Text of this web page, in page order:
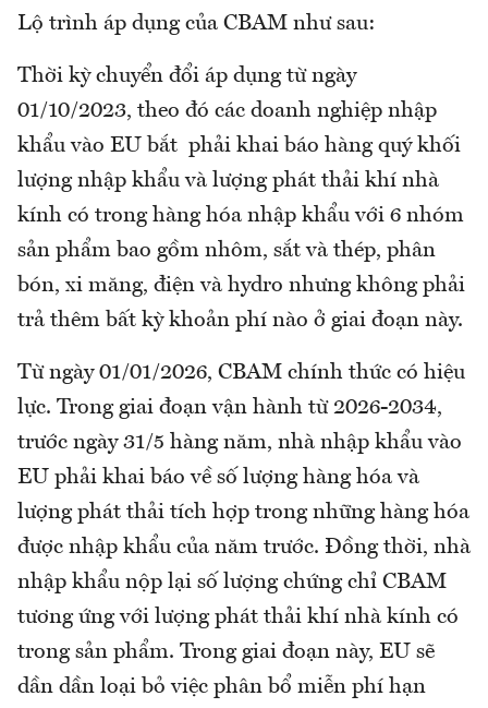
Lộ trình áp dụng của CBAM như sau:
Thời kỳ chuyển đổi áp dụng từ ngày
01/10/2023, theo đó các doanh nghiệp nhập
khẩu vào EU bắt phải khai báo hàng quý khối
lượng nhập khẩu và lượng phát thải khí nhà
kính có trong hàng hóa nhập khẩu với 6 nhóm
sản phẩm bao gồm nhôm, sắt và thép, phân
bón, xi măng, điện và hydro nhưng không phải
trả thêm bất kỳ khoản phí nào ở giai đoạn này.
Từ ngày 01/01/2026, CBAM chính thức có hiệu
lực. Trong giai đoạn vận hành từ 2026-2034,
trước ngày 31/5 hàng năm, nhà nhập khẩu vào
EU phải khai báo về số lượng hàng hóa và
lượng phát thải tích hợp trong những hàng hóa
được nhập khẩu của năm trước. Đồng thời, nhà
nhập khẩu nộp lại số lượng chứng chỉ CBAM
tương ứng với lượng phát thải khí nhà kính có
trong sản phẩm. Trong giai đoạn này, EU sẽ
dần dần loại bỏ việc phân bổ miễn phí hạn